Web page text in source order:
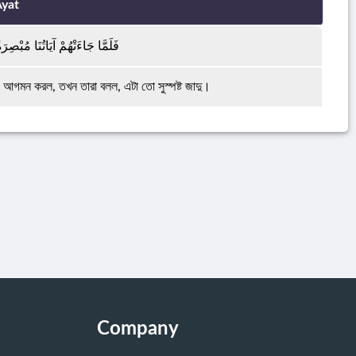
فَلَمَّا جَاءَتْهُمْ آيَاتُنَا
আগমন করল, তখন তারা বলল, এটা তো সুস্পষ্ট জাদু।
Company